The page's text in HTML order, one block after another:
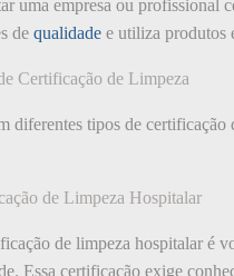
uma empresa ou profissional
de qualidade e utiliza produtos
Certificação de Limpeza
diferentes tipos de
de Limpeza Hospitalar
de limpeza hospitalar é
Essa certificação exige